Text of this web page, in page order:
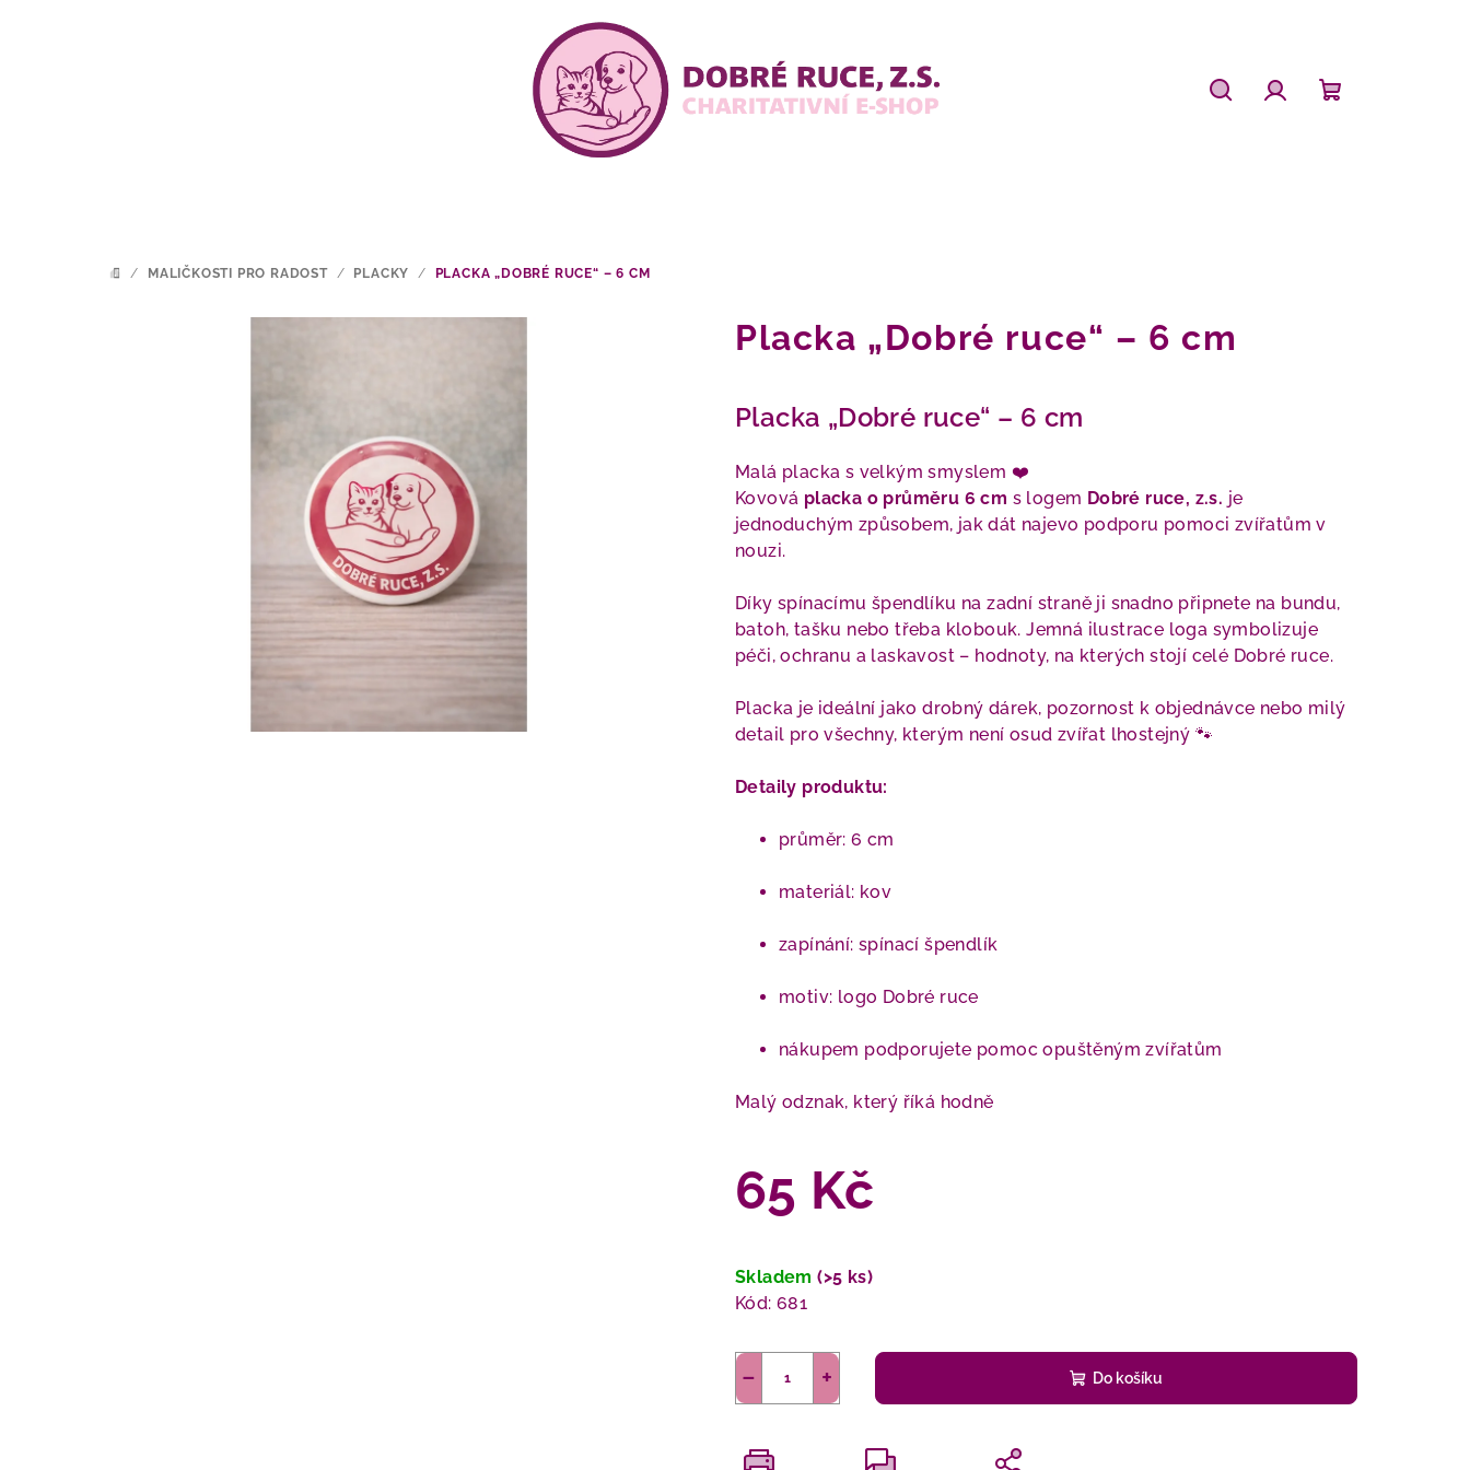
DOMŮ
/ MALIČKOSTI PRO RADOST / PLACKY / PLACKA „DOBRÉ RUCE“ – 6 CM
Placka „Dobré ruce“ – 6 cm
Placka „Dobré ruce“ – 6 cm
Malá placka s velkým smyslem ❤️
Kovová placka o průměru 6 cm s logem Dobré ruce, z.s. je
jednoduchým způsobem, jak dát najevo podporu pomoci zvířatům v
nouzi.
Díky spínacímu špendlíku na zadní straně ji snadno připnete na bundu,
batoh, tašku nebo třeba klobouk. Jemná ilustrace loga symbolizuje
péči, ochranu a laskavost – hodnoty, na kterých stojí celé Dobré ruce.
Placka je ideální jako drobný dárek, pozornost k objednávce nebo milý
detail pro všechny, kterým není osud zvířat lhostejný 🐾
Detaily produktu:
průměr: 6 cm
materiál: kov
zapínání: spínací špendlík
motiv: logo Dobré ruce
nákupem podporujete pomoc opuštěným zvířatům
Malý odznak, který říká hodně
65 Kč
cena:
Skladem(>5 ks)
Kód: 681
+
− Do košíku